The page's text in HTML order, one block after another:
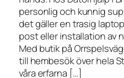
personlig och kunnig
det gäller en trasig
post eller installation av
Med butik på
till hembesök över hela
våra erfarna […]